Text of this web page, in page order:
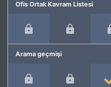
Ofis Ortak Kavram Listesi
Arama geçmişi